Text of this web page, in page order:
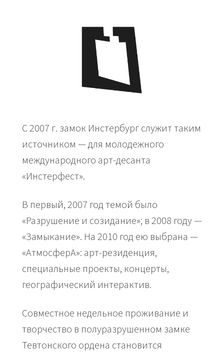
С 2007 г. замок Инстербург служит таким
источником — для молодежного
международного арт-десанта
«Инстерфест».
В первый, 2007 год темой было
«Разрушение и созидание»; в 2008 году —
«Замыкание». На 2010 год ею выбрана —
«АтмосферА»: арт-резиденция,
специальные проекты, концерты,
географический интерактив.
Совместное недельное проживание и
творчество в полуразрушенном замке
Тевтонского ордена становится